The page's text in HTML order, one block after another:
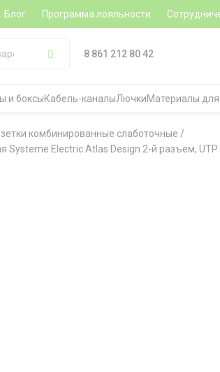
Блог Программа лояльности
8 861 212 80 42
и боксыКабель-каналыЛючкиМатериалы
комбинированные слаботочные /
Systeme Electric Atlas Design 2-й разъем, UTP